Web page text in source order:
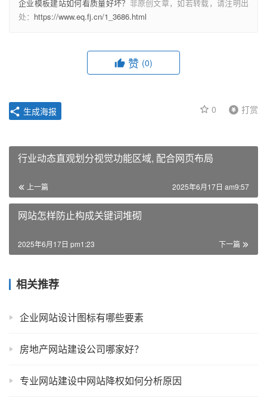
企业模板建站如何看质量好坏？ 非原创文章，如若转载，请注明出
处： https://www.eq.fj.cn/1_3686.html
赞 (0)
0 打赏
生成海报
行业动态直观划分视觉功能区域, 配合网页布局
上一篇 2025年6月17日 am9:57
网站怎样防止构成关键词堆砌
下一篇
2025年6月17日 pm1:23
相关推荐
企业网站设计图标有哪些要素
房地产网站建设公司哪家好？
专业网站建设中网站降权如何分析原因